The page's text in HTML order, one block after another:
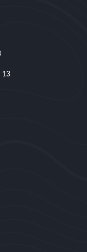
13